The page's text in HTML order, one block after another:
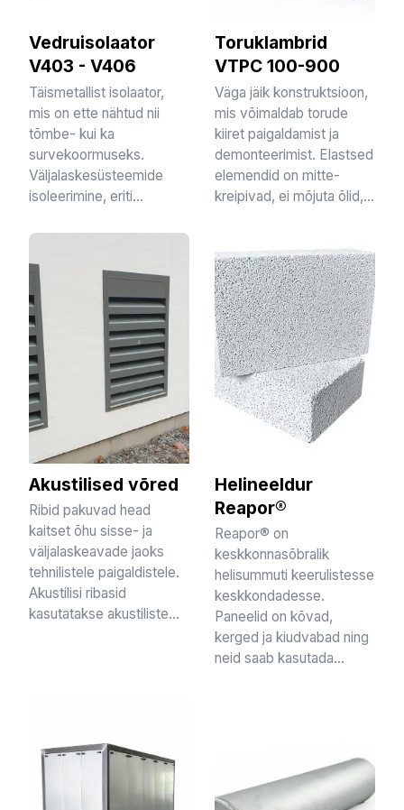
Vedruisolaator
V403 - V406
Täismetallist isolaator,
mis on ette nähtud nii
tõmbe- kui ka
survekoormuseks.
Väljalaskesüsteemide
isoleerimine, eriti...
Toruklambrid
VTPC 100-900
Väga jäik konstruktsioon,
mis võimaldab torude
kiiret paigaldamist ja
demonteerimist. Elastsed
elemendid on mitte-
kreipivad, ei mõjuta õlid,...
Akustilised võred
Ribid pakuvad head
kaitset õhu sisse- ja
väljalaskeavade jaoks
tehnilistele paigaldistele.
Akustilisi ribasid
kasutatakse akustiliste...
Helineeldur
Reapor®
Reapor® on
keskkonnasõbralik
helisummuti keerulistesse
keskkondadesse.
Paneelid on kõvad,
kerged ja kiudvabad ning
neid saab kasutada...